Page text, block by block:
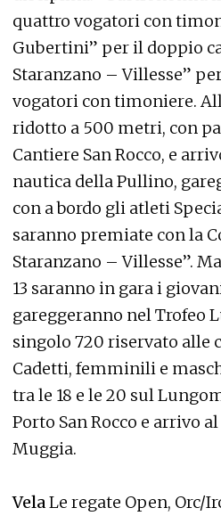
quattro vogatori con
Gubertini” per il doppio
Staranzano – Villesse”
vogatori con timoniere.
ridotto a 500 metri, con
Cantiere San Rocco, e
nautica della Pullino,
con a bordo gli atleti
saranno premiate con la
Staranzano – Villesse”.
13 saranno in gara i
gareggeranno nel Trofeo
singolo 720 riservato alle
Cadetti, femminili e
tra le 18 e le 20 sul
Porto San Rocco e arrivo
Muggia.
VelaLe regate Open, Orc/